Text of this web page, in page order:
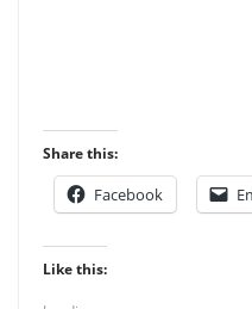
Share this:
Facebook
Like this: